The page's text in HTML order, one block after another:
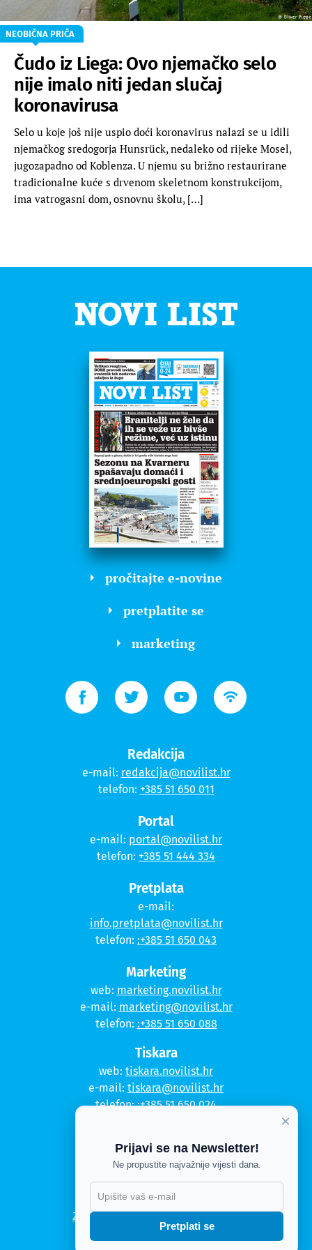
NEOBIČNA PRIČA
Čudo iz Liega: Ovo njemačko selo
nije imalo niti jedan slučaj
koronavirusa
Selo u koje još nije uspio doći koronavirus nalazi se u idili
njemačkog sredogorja Hunsrück, nedaleko od rijeke Mosel,
jugozapadno od Koblenza. U njemu su brižno restaurirane
tradicionalne kuće s drvenom skeletnom konstrukcijom,
ima vatrogasni dom, osnovnu školu, […]
pročitajte e-novine
pretplatite se
marketing
Redakcija
e-mail: redakcija@novilist.hr
telefon: +385 51 650 011
Portal
e-mail: portal@novilist.hr
telefon: +385 51 444 334
Pretplata
e-mail:
info.pretplata@novilist.hr
telefon: :+385 51 650 043
Marketing
web: marketing.novilist.hr
e-mail: marketing@novilist.hr
telefon: :+385 51 650 088
Tiskara
web: tiskara.novilist.hr
e-mail: tiskara@novilist.hr
telefon::+385 51 650 024
Kontakt
Politika privatnosti
Politika kolačića
Zahtjev za pristup informacijama
Impressum
×
Prijavi se na Newsletter!
Ne propustite najvažnije vijesti dana.
Pretplati se